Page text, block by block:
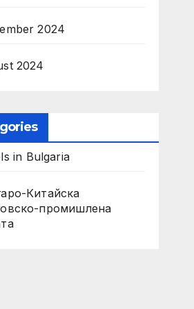
2024
2024
in Bulgaria
Китайска
промишлена